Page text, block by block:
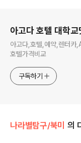
아고다 호텔 대학교
아고다,호텔,예약,렌터카
호텔가격비교
구독하기
나라별탐구/북미 의